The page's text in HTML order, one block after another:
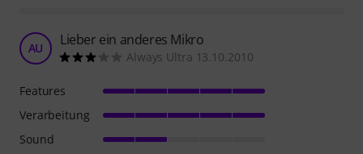
AU Lieber ein anderes Mikro
Always Ultra 13.10.2010
Features
Verarbeitung
Sound